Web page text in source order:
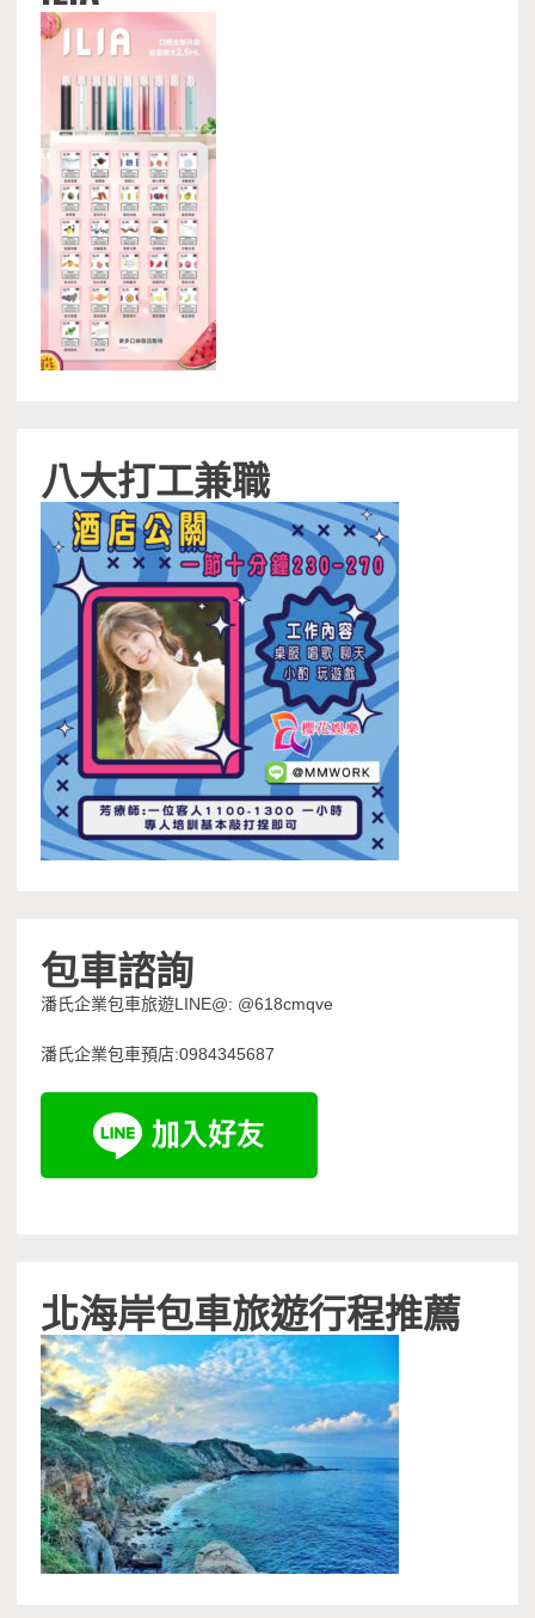
八大打工兼職
包車諮詢
潘氏企業包車旅遊LINE@: @618cmqve
潘氏企業包車預店:0984345687
北海岸包車旅遊行程推薦